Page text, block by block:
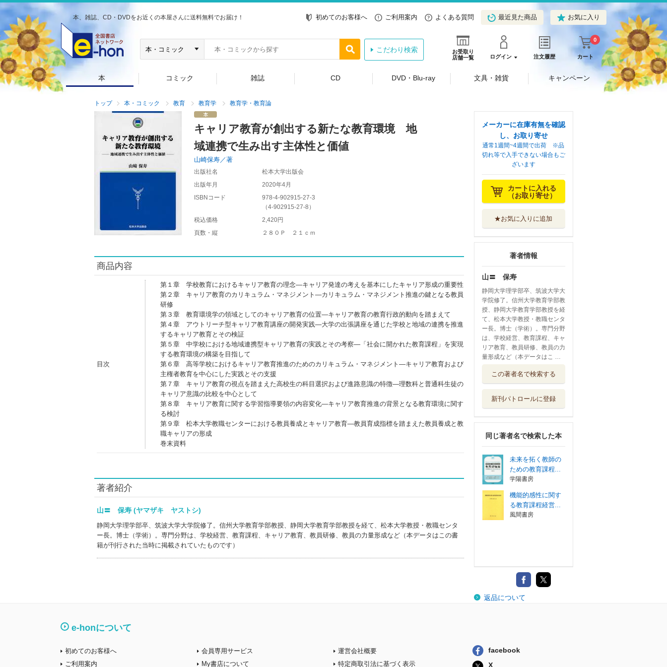
本、雑誌、CD・DVDをお近くの本屋さんに送料無料でお届け！ 初めてのお客様へ ご利用案内 よくある質問 最近見た商品 お気に入り
お受取り
店舗一覧
ログイン 注文履歴 カート
0
こだわり検索
本 コミック 雑誌 CD DVD・Blu-ray 文具・雑貨 キャンペーン
トップ 本・コミック 教育 教育学 教育学・教育論
キャリア教育が創出する新たな教育環境 地
域連携で生み出す主体性と価値
山崎保寿／著
出版社名
松本大学出版会
出版年月
2020年4月
ISBNコード
978-4-902915-27-3
（4-902915-27-8 ）
税込価格
2,420円
頁数・縦
２８０Ｐ ２１ｃｍ
商品内容
目次
第１章 学校教育におけるキャリア教育の理念―キャリア発達の考えを基本にしたキャリア形成の重要性
第２章 キャリア教育のカリキュラム・マネジメント―カリキュラム・マネジメント推進の鍵となる教員
研修
第３章 教育環境学の領域としてのキャリア教育の位置―キャリア教育の教育行政的動向を踏まえて
第４章 アウトリーチ型キャリア教育講座の開発実践―大学の出張講座を通じた学校と地域の連携を推進
するキャリア教育とその検証
第５章 中学校における地域連携型キャリア教育の実践とその考察―「社会に開かれた教育課程」を実現
する教育環境の構築を目指して
第６章 高等学校におけるキャリア教育推進のためのカリキュラム・マネジメント―キャリア教育および
主権者教育を中心にした実践とその支援
第７章 キャリア教育の視点を踏まえた高校生の科目選択および進路意識の特徴―理数科と普通科生徒の
キャリア意識の比較を中心として
第８章 キャリア教育に関する学習指導要領の内容変化―キャリア教育推進の背景となる教育環境に関す
る検討
第９章 松本大学教職センターにおける教員養成とキャリア教育―教員育成指標を踏まえた教員養成と教
職キャリアの形成
巻末資料
著者紹介
山〓 保寿 (ヤマザキ ヤストシ)
静岡大学理学部卒、筑波大学大学院修了。信州大学教育学部教授、静岡大学教育学部教授を経て、松本大学教授・教職センタ
ー長。博士（学術）。専門分野は、学校経営、教育課程、キャリア教育、教員研修、教員の力量形成など（本データはこの書
籍が刊行された当時に掲載されていたものです）
メーカーに在庫有無を確認
し、お取り寄せ
通常1週間~4週間で出荷 ※品
切れ等で入手できない場合もご
ざいます
カートに入れる
（お取り寄せ）
★お気に入りに追加
著者情報
山〓 保寿
静岡大学理学部卒、筑波大学大
学院修了。信州大学教育学部教
授、静岡大学教育学部教授を経
て、松本大学教授・教職センタ
ー長。博士（学術）。専門分野
は、学校経営、教育課程、キャ
リア教育、教員研修、教員の力
量形成など（本データはこ …
この著者名で検索する
新刊パトロールに登録
同じ著者名で検索した本
未来を拓く教師の
ための教育課程...
学陽書房
機能的感性に関す
る教育課程経営...
風間書房
返品について
e-honについて
初めてのお客様へ
ご利用案内
会員専用サービス
My書店について
運営会社概要
特定商取引法に基づく表示
facebook
X